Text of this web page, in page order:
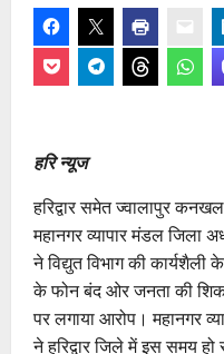
हरि न्यूज
हरिद्वार समेत ज्वालापुर
महानगर व्यापार मंडल जिला
ने विद्युत विभाग की कार्यशैली
के फोन बंद ओर जनता की
पर लगाया आरोप। महानगर
ने हरिद्वार जिले में इस समय